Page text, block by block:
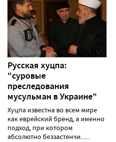
Русская хуцпа:
"суровые
преследования
мусульман в Украине"
Хуцпа известна во всем мире
как еврейский бренд, а именно
подход, при котором
абсолютно беззастенчи......